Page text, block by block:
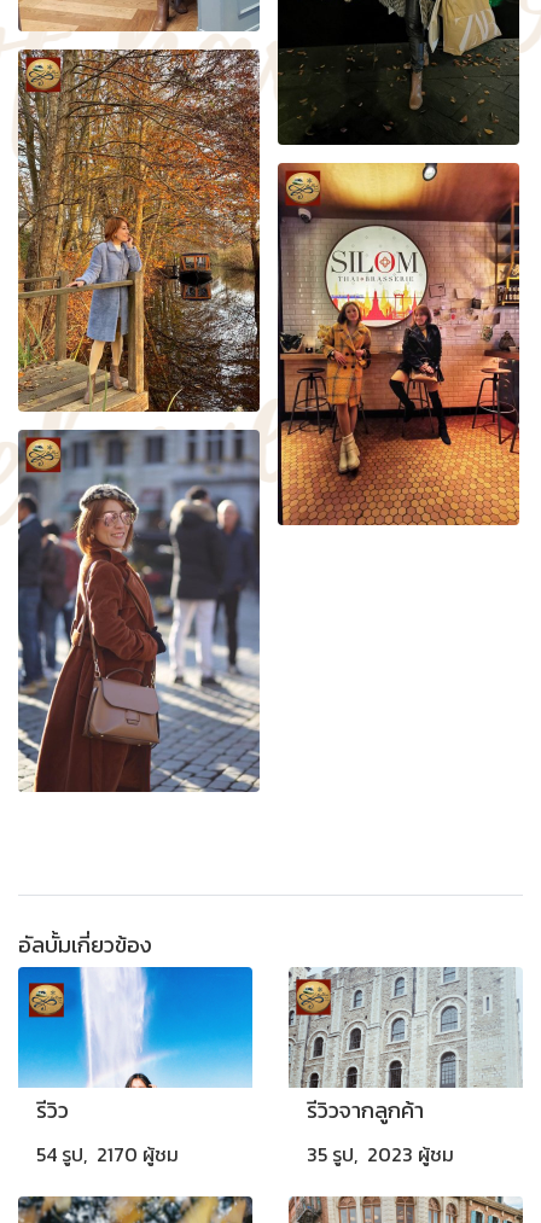
อัลบั้มเกี่ยวข้อง
รีวิว
54 รูป, 2170 ผู้ชม
รีวิวจากลูกค้า
35 รูป, 2023 ผู้ชม